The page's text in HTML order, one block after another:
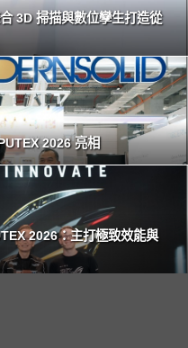
3D 掃描與數位孿生打造從
2026 亮相
2026：主打極致效能與